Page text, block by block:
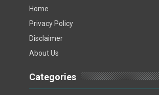
Home
Privacy Policy
Disclaimer
About Us
Categories